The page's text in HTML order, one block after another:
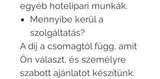
egyéb hotelipari munkák.
Mennyibe kerül a
szolgáltatás?
A díj a csomagtól függ, amit
Ön választ, és személyre
szabott ajánlatot készítünk.